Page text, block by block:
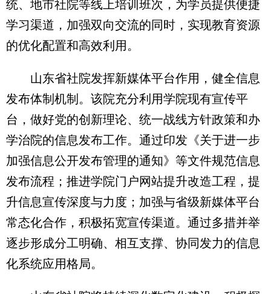
统、地市社院等线上培训班次，为学员提供便捷
学习渠道，加强双向交流的同时，实现教育资源
的优化配置和高效利用。
山东省社院发挥新媒体平台作用，健全信息
发布体制机制。该院充分利用学院现有宣传平
台，做好党的创新理论、统一战线方针政策和办
学治院的信息发布工作。通过印发《关于进一步
加强信息公开发布管理的通知》等文件规范信息
发布流程；推进学院门户网站提升改造工程，提
升信息宣传深度与力度；加强与省级新媒体平台
常态化合作，积极拓宽宣传渠道。通过多措并举
逐步形成分工明确、相互支撑、协同发力的信息
化系统应用格局。